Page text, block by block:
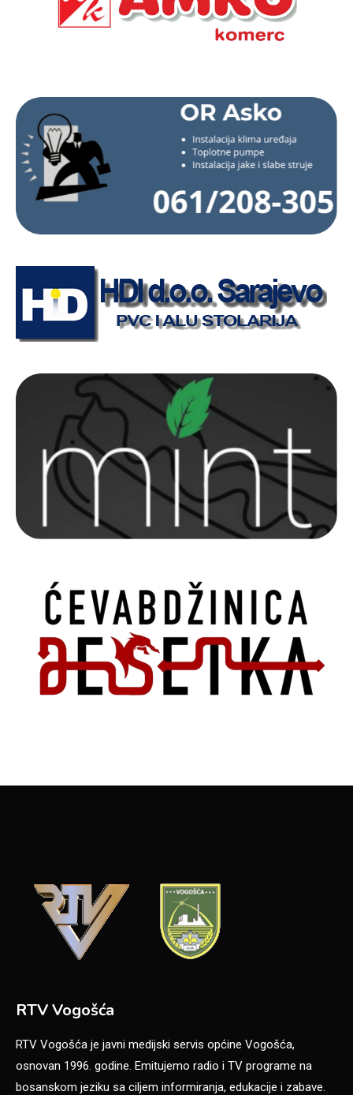
RTV Vogošća
RTV Vogošća je javni medijski servis općine Vogošća,
osnovan 1996. godine. Emitujemo radio i TV programe na
bosanskom jeziku sa ciljem informiranja, edukacije i zabave.